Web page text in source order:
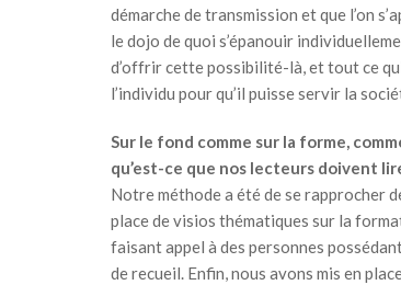
démarche de transmission et que l’on
le dojo de quoi s’épanouir
d’offrir cette possibilité-là, et tout ce
l’individu pour qu’il puisse servir la
Sur le fond comme sur la forme,
qu’est-ce que nos lecteurs doivent
Notre méthode a été de se rapprocher
place de visios thématiques sur la
faisant appel à des personnes
de recueil. Enfin, nous avons mis en